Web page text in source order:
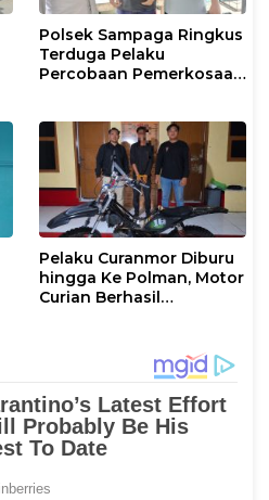
Polsek Sampaga Ringkus
Terduga Pelaku
Percobaan Pemerkosaan
Pelaku Curanmor Diburu
hingga Ke Polman, Motor
Curian Berhasil